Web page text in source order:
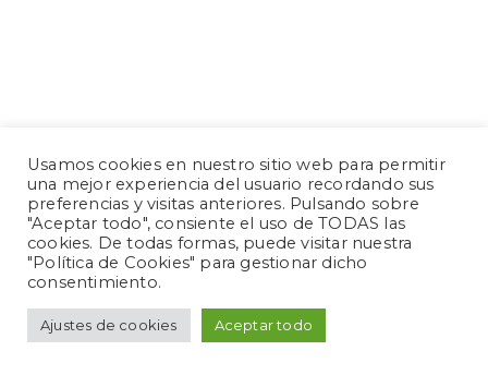
Usamos cookies en nuestro sitio web para permitir
una mejor experiencia del usuario recordando sus
preferencias y visitas anteriores. Pulsando sobre
"Aceptar todo", consiente el uso de TODAS las
cookies. De todas formas, puede visitar nuestra
"Política de Cookies" para gestionar dicho
consentimiento.
Ajustes de cookies Aceptar todo